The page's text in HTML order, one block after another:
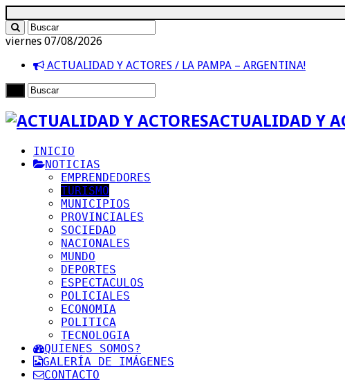
viernes 07/08/2026
ACTUALIDAD Y ACTORES / LA PAMPA – ARGENTINA!
ACTUALIDAD Y
INICIO
NOTICIAS
EMPRENDEDORES
TURISMO
MUNICIPIOS
PROVINCIALES
SOCIEDAD
NACIONALES
MUNDO
DEPORTES
ESPECTACULOS
POLICIALES
ECONOMIA
POLITICA
TECNOLOGIA
QUIENES SOMOS?
GALERÍA DE IMÁGENES
CONTACTO